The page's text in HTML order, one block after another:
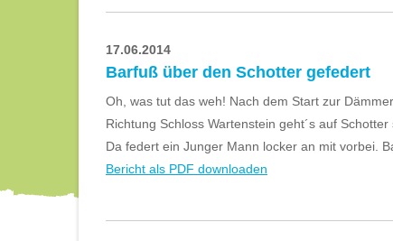
17.06.2014
Barfuß über den Schotter gefedert
Oh, was tut das weh! Nach dem Start zur
Richtung Schloss Wartenstein geht´s auf
Da federt ein Junger Mann locker an mit vorbei.
Bericht als PDF downloaden